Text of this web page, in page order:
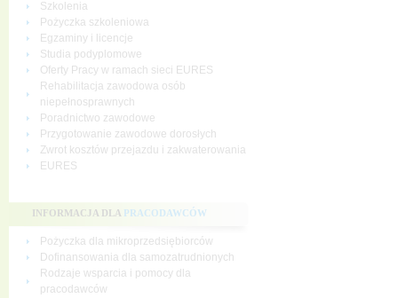
Szkolenia
Pożyczka szkoleniowa
Egzaminy i licencje
Studia podyplomowe
Oferty Pracy w ramach sieci EURES
Rehabilitacja zawodowa osób
niepełnosprawnych
Poradnictwo zawodowe
Przygotowanie zawodowe dorosłych
Zwrot kosztów przejazdu i zakwaterowania
EURES
INFORMACJA DLA PRACODAWCÓW
Pożyczka dla mikroprzedsiębiorców
Dofinansowania dla samozatrudnionych
Rodzaje wsparcia i pomocy dla
pracodawców